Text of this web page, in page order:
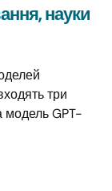
науки
три
модель GPT-